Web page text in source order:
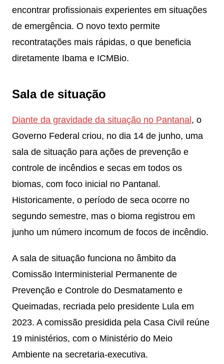
encontrar profissionais experientes em situações
de emergência. O novo texto permite
recontratações mais rápidas, o que beneficia
diretamente Ibama e ICMBio.
Sala de situação
Diante da gravidade da situação no Pantanal , o
Governo Federal criou, no dia 14 de junho, uma
sala de situação para ações de prevenção e
controle de incêndios e secas em todos os
biomas, com foco inicial no Pantanal.
Historicamente, o período de seca ocorre no
segundo semestre, mas o bioma registrou em
junho um número incomum de focos de incêndio.
A sala de situação funciona no âmbito da
Comissão Interministerial Permanente de
Prevenção e Controle do Desmatamento e
Queimadas, recriada pelo presidente Lula em
2023. A comissão presidida pela Casa Civil reúne
19 ministérios, com o Ministério do Meio
Ambiente na secretaria-executiva.